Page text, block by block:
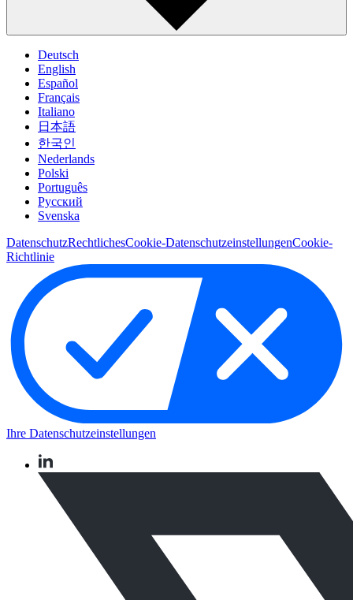
Deutsch
English
Español
Français
Italiano
日本語
한국인
Nederlands
Polski
Português
Pусский
Svenska
DatenschutzRechtlichesCookie-DatenschutzeinstellungenCookie-
Richtlinie
Ihre Datenschutzeinstellungen